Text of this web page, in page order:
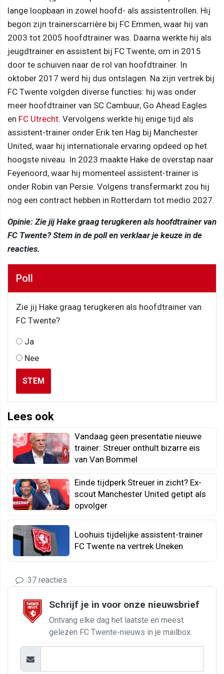
lange loopbaan in zowel hoofd- als assistentrollen. Hij
begon zijn trainerscarrière bij FC Emmen, waar hij van
2003 tot 2005 hoofdtrainer was. Daarna werkte hij als
jeugdtrainer en assistent bij FC Twente, om in 2015
door te schuiven naar de rol van hoofdtrainer. In
oktober 2017 werd hij dus ontslagen. Na zijn vertrek bij
FC Twente volgden diverse functies: hij was onder
meer hoofdtrainer van SC Cambuur, Go Ahead Eagles
en FC Utrecht. Vervolgens werkte hij enige tijd als
assistent-trainer onder Erik ten Hag bij Manchester
United, waar hij internationale ervaring opdeed op het
hoogste niveau. In 2023 maakte Hake de overstap naar
Feyenoord, waar hij momenteel assistent-trainer is
onder Robin van Persie. Volgens transfermarkt zou hij
nog een contract hebben in Rotterdam tot medio 2027.
Opinie: Zie jij Hake graag terugkeren als hoofdtrainer van
FC Twente? Stem in de poll en verklaar je keuze in de
reacties.
Poll
Zie jij Hake graag terugkeren als hoofdtrainer van
FC Twente?
Ja
Nee
STEM
Lees ook
Vandaag geen presentatie nieuwe
trainer: Streuer onthult bizarre eis
van Van Bommel
Einde tijdperk Streuer in zicht? Ex-
scout Manchester United getipt als
opvolger
Loohuis tijdelijke assistent-trainer
FC Twente na vertrek Uneken
37 reacties
Schrijf je in voor onze nieuwsbrief
Ontvang elke dag het laatste en meest
gelezen FC Twente-nieuws in je mailbox.